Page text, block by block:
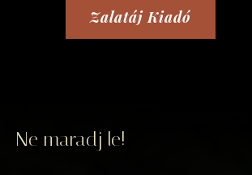
Zalatáj Kiadó
Ne maradj le!